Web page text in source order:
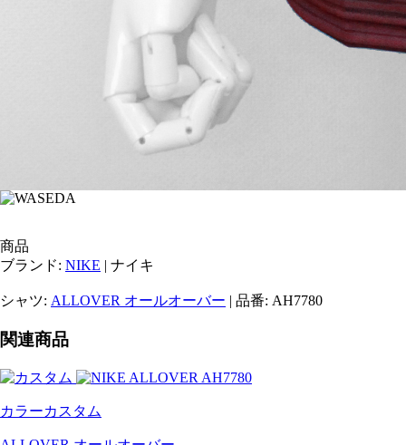
商品
ブランド: NIKE | ナイキ
シャツ: ALLOVER オールオーバー | 品番: AH7780
関連商品
カラーカスタム